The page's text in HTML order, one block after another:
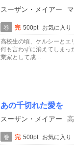
スーザン・メイアー
巻 完 500pt
お気に入り
高校生の頃、ケルシーとエ
何も言わずに消えてしまっ
業家として成…
あの千切れた愛を
スーザン・メイアー
巻 完 500pt
お気に入り